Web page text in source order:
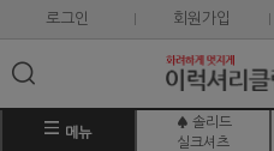
로그인 회원가입
메뉴
♠ 솔리드
실크셔츠